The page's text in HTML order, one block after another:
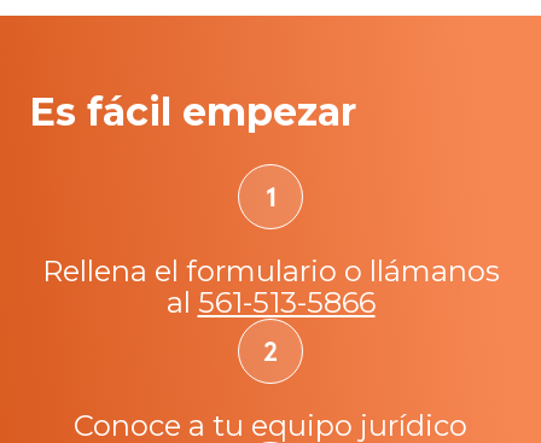
Es fácil empezar
Rellena el formulario o llámanos
al 561-513-5866
Conoce a tu equipo jurídico